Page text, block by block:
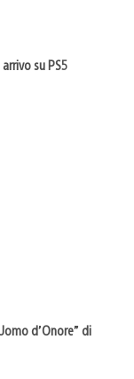
su PS5
d’Onore” di